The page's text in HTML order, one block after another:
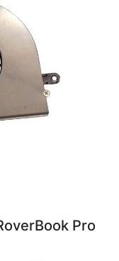
Pro